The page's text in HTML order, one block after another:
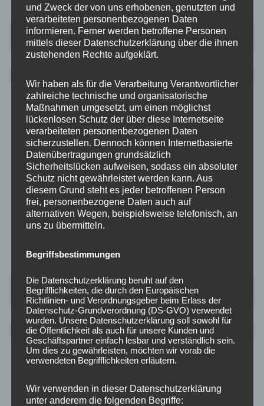
Marcel
Jurek
Martin
Zellagui
Jugendwart
und Zweck der von uns erhobenen, genutzten und
verarbeiteten personenbezogenen Daten
informieren. Ferner werden betroffene Personen
mittels dieser Datenschutzerklärung über die ihnen
zustehenden Rechte aufgeklärt.
Wir haben als für die Verarbeitung Verantwortlicher
zahlreiche technische und organisatorische
Maßnahmen umgesetzt, um einen möglichst
lückenlosen Schutz der über diese Internetseite
verarbeiteten personenbezogenen Daten
sicherzustellen. Dennoch können Internetbasierte
Datenübertragungen grundsätzlich
Sicherheitslücken aufweisen, sodass ein absoluter
Schutz nicht gewährleistet werden kann. Aus
diesem Grund steht es jeder betroffenen Person
frei, personenbezogene Daten auch auf
alternativen Wegen, beispielsweise telefonisch, an
uns zu übermitteln.
Begriffsbestimmungen
Die Datenschutzerklärung beruht auf den
Begrifflichkeiten, die durch den Europäischen
Richtlinien- und Verordnungsgeber beim Erlass der
Datenschutz-Grundverordnung (DS-GVO) verwendet
wurden. Unsere Datenschutzerklärung soll sowohl für
die Öffentlichkeit als auch für unsere Kunden und
Geschäftspartner einfach lesbar und verständlich sein.
Um dies zu gewährleisten, möchten wir vorab die
verwendeten Begrifflichkeiten erläutern.
Wir verwenden in dieser Datenschutzerklärung
unter anderem die folgenden Begriffe: